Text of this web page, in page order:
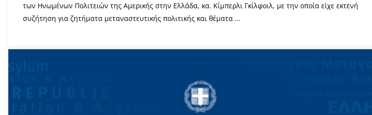
των Ηνωμένων Πολιτειών της Αμερικής στην Ελλάδα, κα. Κίμπερλι Γκίλφοιλ, με την οποία είχε εκτενή
συζήτηση για ζητήματα μεταναστευτικής πολιτικής και θέματα ...